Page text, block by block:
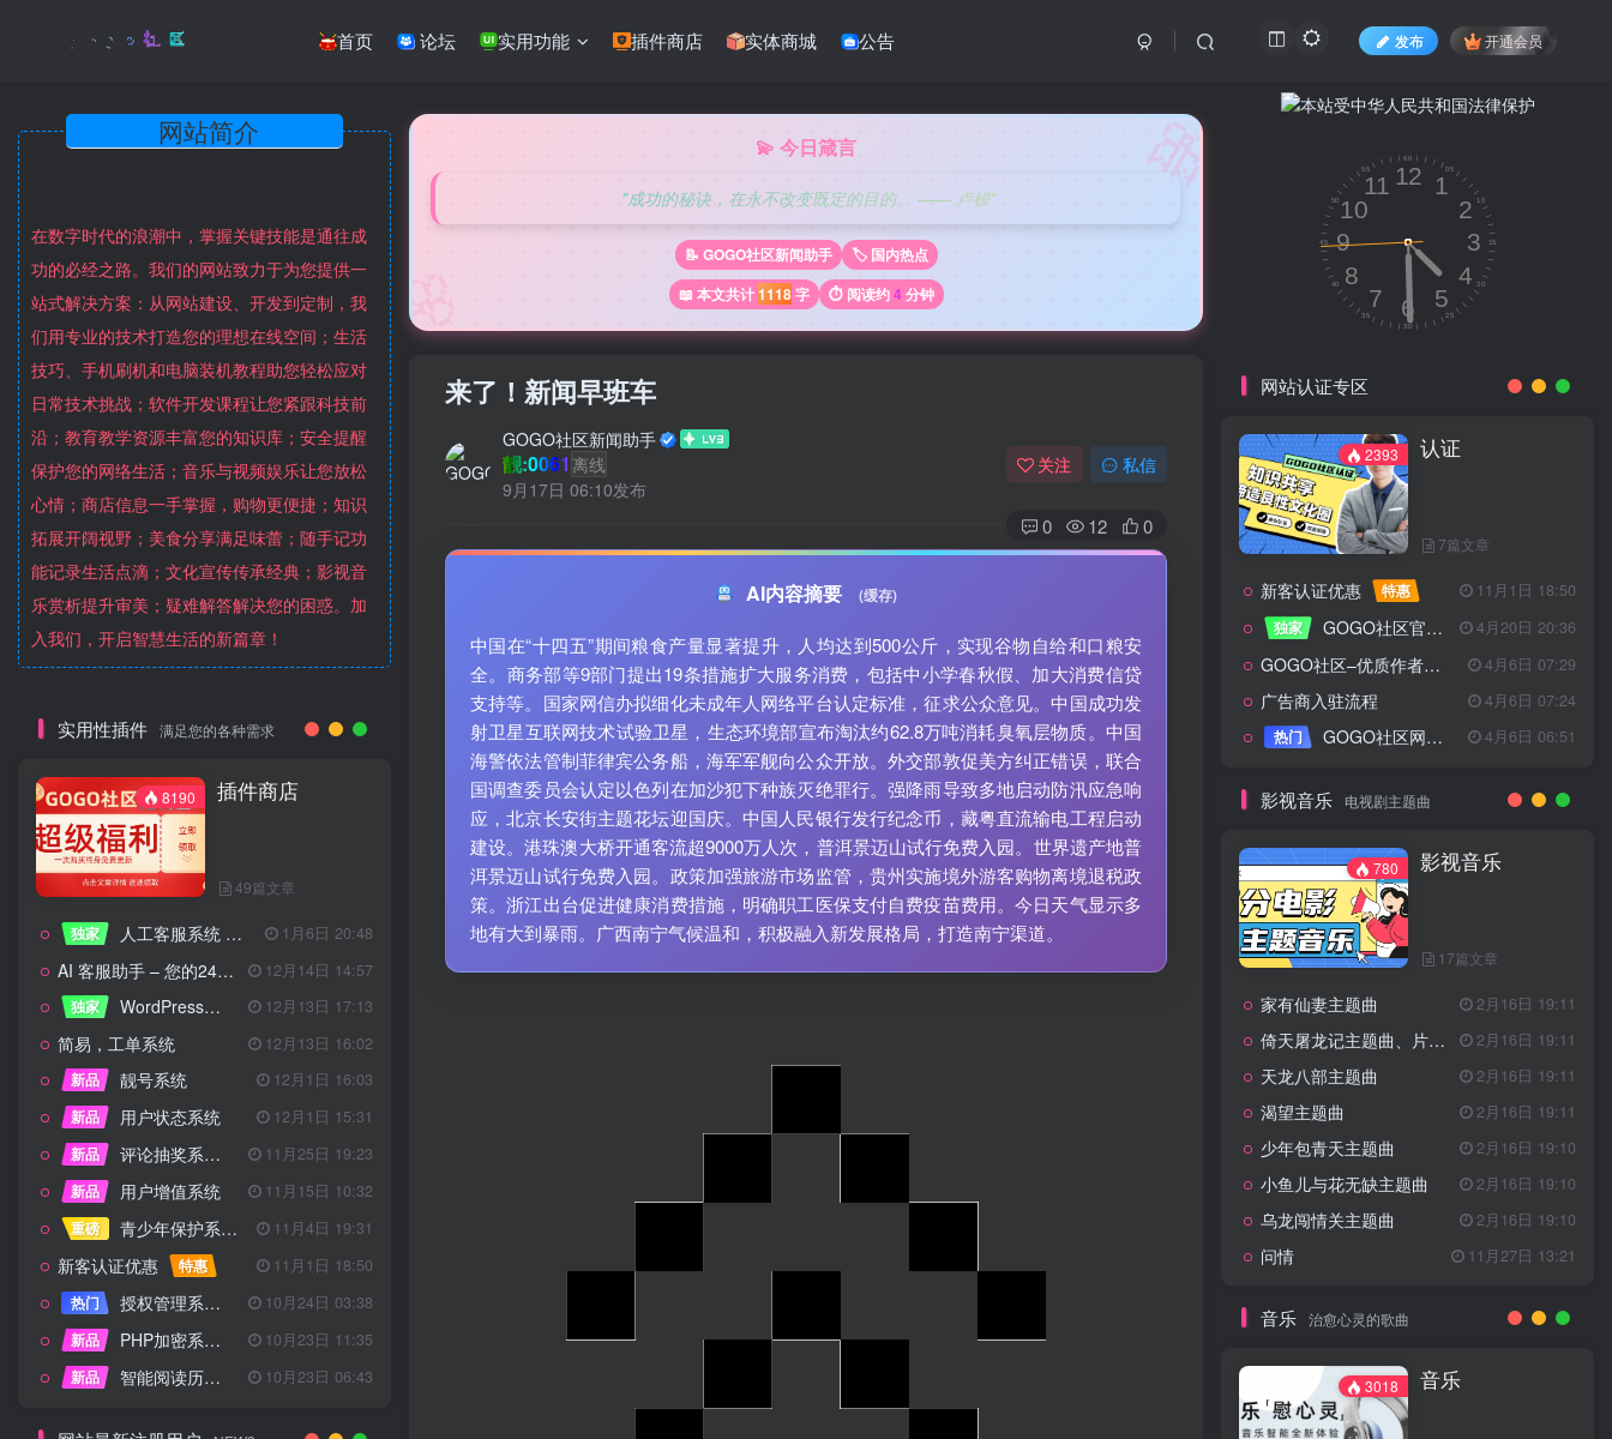
首页 论坛 实用功能 插件商店 实体商城 公告 发布 开通会员
在数字时代的浪潮中，掌握关键技能是通往成
功的必经之路。我们的网站致力于为您提供一
站式解决方案：从网站建设、开发到定制，我
们用专业的技术打造您的理想在线空间；生活
技巧、手机刷机和电脑装机教程助您轻松应对
日常技术挑战；软件开发课程让您紧跟科技前
沿；教育教学资源丰富您的知识库；安全提醒
保护您的网络生活；音乐与视频娱乐让您放松
心情；商店信息一手掌握，购物更便捷；知识
拓展开阔视野；美食分享满足味蕾；随手记功
能记录生活点滴；文化宣传传承经典；影视音
乐赏析提升审美；疑难解答解决您的困惑。加
入我们，开启智慧生活的新篇章！
实用性插件 满足您的各种需求
8190 插件商店
49篇文章
独家 人工客服系统 技术开发文档 1月6日 20:48
AI 客服助手 – 您的24/7智能客服专家
12月14日 14:57
独家
WordPress设备管理器插件 – 专业版 12月13日 17:13
简易，工单系统
12月13日 16:02
新品
靓号系统
12月1日 16:03
新品
用户状态系统
12月1日 15:31
新品
评论抽奖系统 – 完整功能详解
11月25日 19:23
新品
用户增值系统
11月15日 10:32
重磅
青少年保护系统 专为子比主题开发 11月4日 19:31
新客认证优惠 特惠
11月1日 18:50
热门
授权管理系统子比主题专版
10月24日 03:38
新品
PHP加密系统专业版
10月23日 11:35
新品
智能阅读历史系统 10月23日 06:43
🎀
🌸
💫 今日箴言
"成功的秘诀，在永不改变既定的目的。 —— 卢梭"
📝 GOGO社区新闻助手
🏷️ 国内热点
📖 本文共计1118字 ⏱️ 阅读约4 分钟
来了！新闻早班车
GOGO社区新闻助手
靓:0061 离线
9月17日 06:10发布
关注 私信
0 12 0
AI内容摘要 (缓存)
中国在“十四五”期间粮食产量显著提升，人均达到500公斤，实现谷物自给和口粮安
全。商务部等9部门提出19条措施扩大服务消费，包括中小学春秋假、加大消费信贷
支持等。国家网信办拟细化未成年人网络平台认定标准，征求公众意见。中国成功发
射卫星互联网技术试验卫星，生态环境部宣布淘汰约62.8万吨消耗臭氧层物质。中国
海警依法管制菲律宾公务船，海军军舰向公众开放。外交部敦促美方纠正错误，联合
国调查委员会认定以色列在加沙犯下种族灭绝罪行。强降雨导致多地启动防汛应急响
应，北京长安街主题花坛迎国庆。中国人民银行发行纪念币，藏粤直流输电工程启动
建设。港珠澳大桥开通客流超9000万人次，普洱景迈山试行免费入园。世界遗产地普
洱景迈山试行免费入园。政策加强旅游市场监管，贵州实施境外游客购物离境退税政
策。浙江出台促进健康消费措施，明确职工医保支付自费疫苗费用。今日天气显示多
地有大到暴雨。广西南宁气候温和，积极融入新发展格局，打造南宁渠道。
网站认证专区
2393 认证
7篇文章
新客认证优惠 特惠
11月1日 18:50
独家
GOGO社区官方成员认证 4月20日 20:36
GOGO社区–优质作者认证 4月6日 07:29
广告商入驻流程
4月6日 07:24
热门
GOGO社区网站搭建(自助服务) 4月6日 06:51
影视音乐 电视剧主题曲
780 影视音乐
17篇文章
家有仙妻主题曲 2月16日 19:11
倚天屠龙记主题曲、片头曲 2月16日 19:11
天龙八部主题曲 2月16日 19:11
渴望主题曲 2月16日 19:11
少年包青天主题曲 2月16日 19:10
小鱼儿与花无缺主题曲 2月16日 19:10
乌龙闯情关主题曲 2月16日 19:10
问情 11月27日 13:21
音乐 治愈心灵的歌曲
3018 音乐